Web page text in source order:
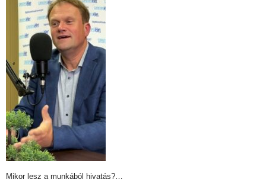
Mikor lesz a munkából hivatás?…